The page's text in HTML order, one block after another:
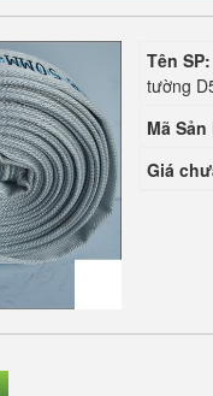
Tên
tường
Mã Sản
Giá